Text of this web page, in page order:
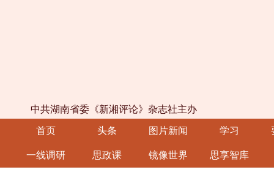
中共湖南省委《新湘评论》杂志社主办
首页 头条 图片新闻 学习
一线调研 思政课 镜像世界 思享智库